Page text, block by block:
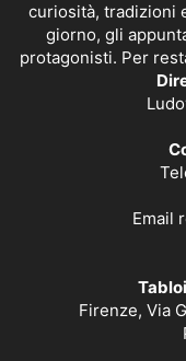
curiosità, tradizioni
giorno, gli
protagonisti. Per
Email
Firenze, Via